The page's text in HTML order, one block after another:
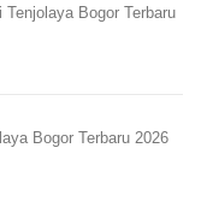
Bogor Terbaru
Bogor Terbaru 2026